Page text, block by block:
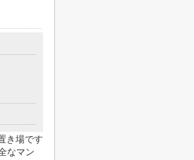
き場です
なマン